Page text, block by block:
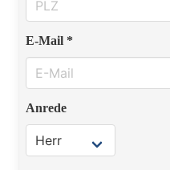
E-Mail *
Anrede